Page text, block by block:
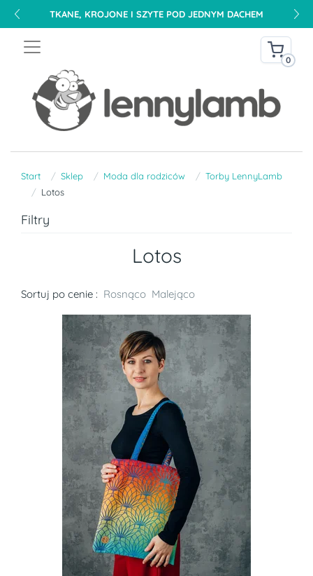
TKANE, KROJONE I SZYTE POD JEDNYM DACHEM
0
Start Sklep Moda dla rodziców
Torby LennyLamb
Lotos
Filtry
Lotos
Sortuj po cenie : Rosnąco Malejąco